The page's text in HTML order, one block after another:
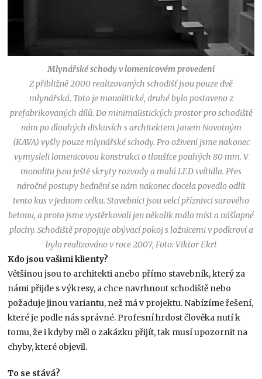
Mlynářské schody v lomenicovém provedení
Z přibližně 2000 realizovaných schodišť jsou pouze dvě
mlynářská. Toto je monolitické, druhé bylo postaveno z
prefabrikovaných dílů. Do minimalistických prostor pro schodiště
nám po dlouhých diskusích s architektem Janem Novotným
(KAVA) vyšly pouze mlynářské schody. Pro oživení jsme nakonec
vymysleli lomenicovou konstrukci o tloušťce pouhých 80 mm. V
monolitu jsou ještě skryty rozvody a malá LED svítidla. Přes
náročné postupy bednění se nám nakonec docela povedlo odlít
tento kus v jednom celku. Stavebníci jsou velcí příznivci surového
betonu, a proto jsme vystěrkovali jen několik málo míst a nášlapné
plochy. Schodiště propojuje obývací pokoj s ložnicemi v podkroví a
bylo realizováno v roce 2007, Foto: Viktor Ekrt
Kdo jsou vašimi klienty?
Většinou jsou to architekti anebo přímo stavebník, který za
námi přijde s výkresy, a chce navrhnout schodiště nebo
požaduje jinou variantu, než má v projektu. Nabízíme řešení,
které je podle nás správné. Profesní hrdost člověka nutí k
tomu, že i kdyby měl o zakázku přijít, tak musí upozornit na
chyby, které objevil.
To se stává?